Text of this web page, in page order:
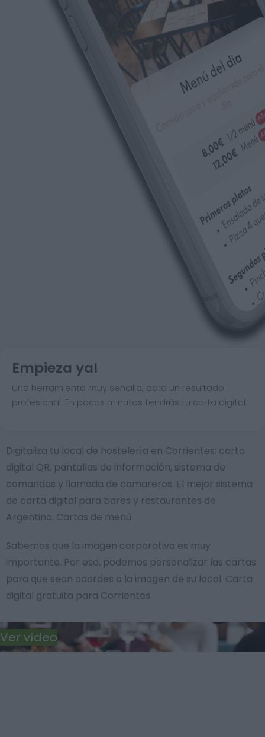
Empieza ya!
Una herramienta muy sencilla, para un resultado
profesional. En pocos minutos tendrás tu carta digital.
Digitaliza tu local de hostelería en Corrientes: carta
digital QR, pantallas de información, sistema de
comandas y llamada de camareros. El mejor sistema
de carta digital para bares y restaurantes de
Argentina. Cartas de menú.
Sabemos que la imagen corporativa es muy
importante. Por eso, podemos personalizar las cartas
para que sean acordes a la imagen de su local. Carta
digital gratuita para Corrientes.
Ver vídeo